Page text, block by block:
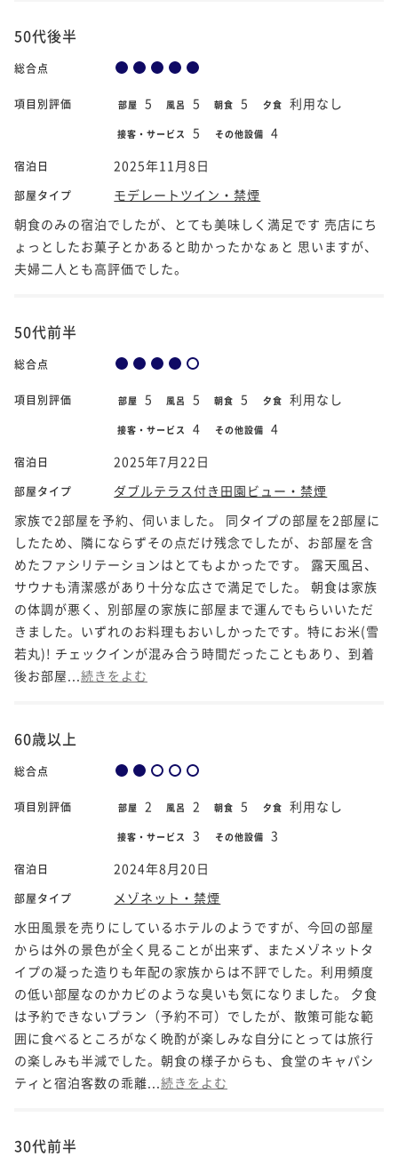
50代後半
総合点
項目別評価 部屋 5 風呂 5 朝食 5 夕食 利用なし
接客・サービス 5 その他設備 4
宿泊日 2025年11月8日
部屋タイプ
モデレートツイン・禁煙
朝食のみの宿泊でしたが、とても美味しく満足です 売店にち
ょっとしたお菓子とかあると助かったかなぁと 思いますが、
夫婦二人とも高評価でした。
50代前半
総合点
項目別評価 部屋 5 風呂 5 朝食 5 夕食 利用なし
接客・サービス 4 その他設備 4
宿泊日 2025年7月22日
部屋タイプ
ダブルテラス付き田園ビュー・禁煙
家族で2部屋を予約、伺いました。 同タイプの部屋を2部屋に
したため、隣にならずその点だけ残念でしたが、お部屋を含
めたファシリテーションはとてもよかったです。 露天風呂、
サウナも清潔感があり十分な広さで満足でした。 朝食は家族
の体調が悪く、別部屋の家族に部屋まで運んでもらいいただ
きました。いずれのお料理もおいしかったです。特にお米(雪
若丸)! チェックインが混み合う時間だったこともあり、到着
後お部屋... 続きをよむ
60歳以上
総合点
項目別評価 部屋 2 風呂 2 朝食 5 夕食 利用なし
接客・サービス 3 その他設備 3
宿泊日 2024年8月20日
部屋タイプ
メゾネット・禁煙
水田風景を売りにしているホテルのようですが、今回の部屋
からは外の景色が全く見ることが出来ず、またメゾネットタ
イプの凝った造りも年配の家族からは不評でした。利用頻度
の低い部屋なのかカビのような臭いも気になりました。 夕食
は予約できないプラン（予約不可）でしたが、散策可能な範
囲に食べるところがなく晩酌が楽しみな自分にとっては旅行
の楽しみも半減でした。朝食の様子からも、食堂のキャパシ
ティと宿泊客数の乖離... 続きをよむ
30代前半